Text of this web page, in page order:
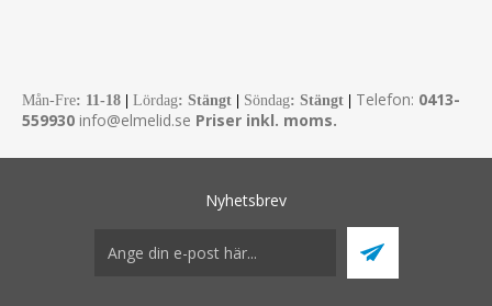
Mån-Fre: 11-18 Lördag: Stängt Söndag: Stängt Telefon: 0413-
559930 info@elmelid.se Priser inkl. moms.
Nyhetsbrev